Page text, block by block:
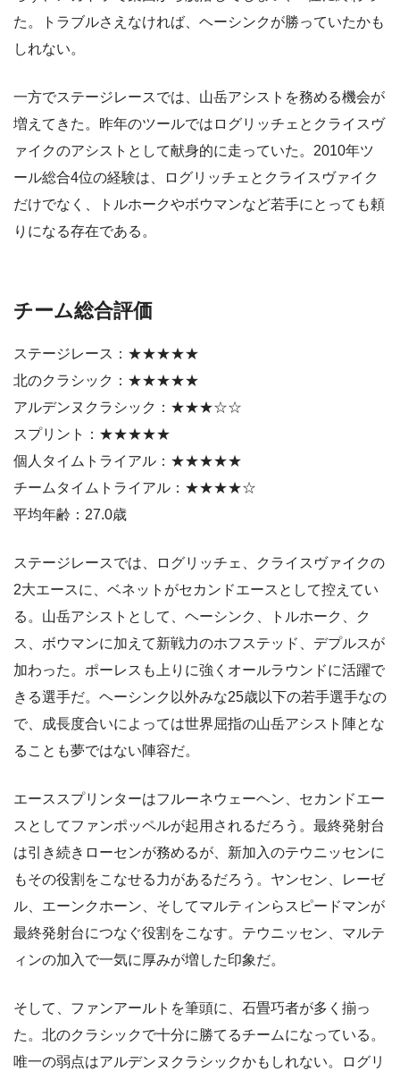
た。トラブルさえなければ、ヘーシンクが勝っていたかも
しれない。
一方でステージレースでは、山岳アシストを務める機会が
増えてきた。昨年のツールではログリッチェとクライスヴ
ァイクのアシストとして献身的に走っていた。2010年ツ
ール総合4位の経験は、ログリッチェとクライスヴァイク
だけでなく、トルホークやボウマンなど若手にとっても頼
りになる存在である。
チーム総合評価
ステージレース：★★★★★
北のクラシック：★★★★★
アルデンヌクラシック：★★★☆☆
スプリント：★★★★★
個人タイムトライアル：★★★★★
チームタイムトライアル：★★★★☆
平均年齢：27.0歳
ステージレースでは、ログリッチェ、クライスヴァイクの
2大エースに、ベネットがセカンドエースとして控えてい
る。山岳アシストとして、ヘーシンク、トルホーク、ク
ス、ボウマンに加えて新戦力のホフステッド、デプルスが
加わった。ポーレスも上りに強くオールラウンドに活躍で
きる選手だ。ヘーシンク以外みな25歳以下の若手選手なの
で、成長度合いによっては世界屈指の山岳アシスト陣とな
ることも夢ではない陣容だ。
エーススプリンターはフルーネウェーヘン、セカンドエー
スとしてファンポッペルが起用されるだろう。最終発射台
は引き続きローセンが務めるが、新加入のテウニッセンに
もその役割をこなせる力があるだろう。ヤンセン、レーゼ
ル、エーンクホーン、そしてマルティンらスピードマンが
最終発射台につなぐ役割をこなす。テウニッセン、マルテ
ィンの加入で一気に厚みが増した印象だ。
そして、ファンアールトを筆頭に、石畳巧者が多く揃っ
た。北のクラシックで十分に勝てるチームになっている。
唯一の弱点はアルデンヌクラシックかもしれない。ログリ